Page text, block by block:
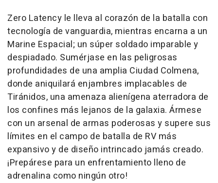
Zero Latency le lleva al corazón de la batalla con
tecnología de vanguardia, mientras encarna a un
Marine Espacial; un súper soldado imparable y
despiadado. Sumérjase en las peligrosas
profundidades de una amplia Ciudad Colmena,
donde aniquilará enjambres implacables de
Tiránidos, una amenaza alienígena aterradora de
los confines más lejanos de la galaxia. Ármese
con un arsenal de armas poderosas y supere sus
límites en el campo de batalla de RV más
expansivo y de diseño intrincado jamás creado.
¡Prepárese para un enfrentamiento lleno de
adrenalina como ningún otro!